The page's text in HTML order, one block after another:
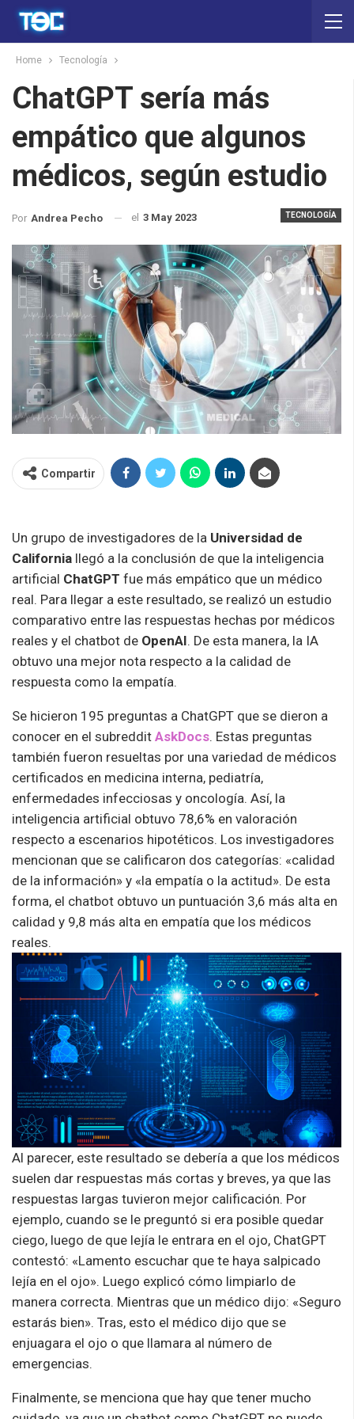
Home Tecnología
ChatGPT sería más
empático que algunos
médicos, según estudio
TECNOLOGÍA
Por Andrea Pecho el 3 May 2023
Compartir
Un grupo de investigadores de la Universidad de
California llegó a la conclusión de que la inteligencia
artificial ChatGPT fue más empático que un médico
real. Para llegar a este resultado, se realizó un estudio
comparativo entre las respuestas hechas por médicos
reales y el chatbot de OpenAI. De esta manera, la IA
obtuvo una mejor nota respecto a la calidad de
respuesta como la empatía.
Se hicieron 195 preguntas a ChatGPT que se dieron a
conocer en el subreddit AskDocs. Estas preguntas
también fueron resueltas por una variedad de médicos
certificados en medicina interna, pediatría,
enfermedades infecciosas y oncología. Así, la
inteligencia artificial obtuvo 78,6% en valoración
respecto a escenarios hipotéticos. Los investigadores
mencionan que se calificaron dos categorías: «calidad
de la información» y «la empatía o la actitud». De esta
forma, el chatbot obtuvo un puntuación 3,6 más alta en
calidad y 9,8 más alta en empatía que los médicos
reales.
Al parecer, este resultado se debería a que los médicos
suelen dar respuestas más cortas y breves, ya que las
respuestas largas tuvieron mejor calificación. Por
ejemplo, cuando se le preguntó si era posible quedar
ciego, luego de que lejía le entrara en el ojo, ChatGPT
contestó: «Lamento escuchar que te haya salpicado
lejía en el ojo». Luego explicó cómo limpiarlo de
manera correcta. Mientras que un médico dijo: «Seguro
estarás bien». Tras, esto el médico dijo que se
enjuagara el ojo o que llamara al número de
emergencias.
Finalmente, se menciona que hay que tener mucho